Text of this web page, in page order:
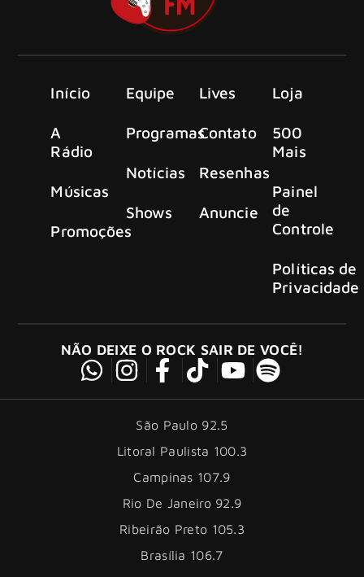
Início
A
Rádio
Músicas
Promoções
Equipe
Programas
Notícias
Shows
Lives
Contato
Resenhas
Anuncie
Loja
500
Mais
Painel
de
Controle
Políticas de
Privacidade
NÃO DEIXE O ROCK SAIR DE VOCÊ!
São Paulo 92.5
Litoral Paulista 100.3
Campinas 107.9
Rio De Janeiro 92.9
Ribeirão Preto 105.3
Brasília 106.7